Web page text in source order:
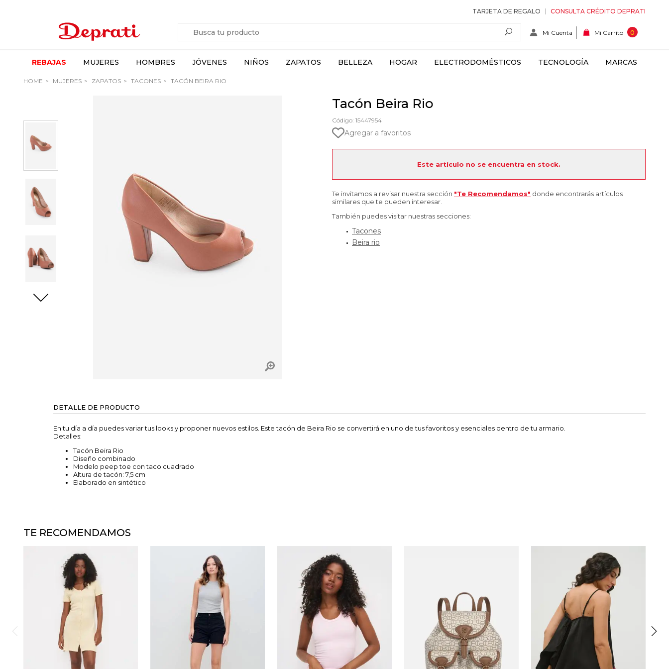
TARJETA DE REGALO CONSULTA CRÉDITO DEPRATI
Mi Cuenta Mi Carrito 0
REBAJAS MUJERES HOMBRES JÓVENES NIÑOS ZAPATOS BELLEZA HOGAR ELECTRODOMÉSTICOS TECNOLOGÍA MARCAS
HOME MUJERES ZAPATOS TACONES TACÓN BEIRA RIO
Tacón Beira Rio
Código: 15447954
Agregar a favoritos
Este artículo no se encuentra en stock.
Te invitamos a revisar nuestra sección "Te Recomendamos" donde encontrarás artículos
similares que te pueden interesar.
También puedes visitar nuestras secciones:
Tacones
Beira rio
DETALLE DE PRODUCTO
En tu día a día puedes variar tus looks y proponer nuevos estilos. Este tacón de Beira Rio se convertirá en uno de tus favoritos y esenciales dentro de tu armario.
Detalles:
Tacón Beira Rio
Diseño combinado
Modelo peep toe con taco cuadrado
Altura de tacón: 7,5 cm
Elaborado en sintético
TE RECOMENDAMOS